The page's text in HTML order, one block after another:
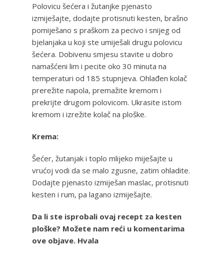
Polovicu šećera i žutanjke pjenasto
izmiješajte, dodajte protisnuti kesten, brašno
pomiješano s praškom za pecivo i snijeg od
bjelanjaka u koji ste umiješali drugu polovicu
šećera. Dobivenu smjesu stavite u dobro
namašćeni lim i pecite oko 30 minuta na
temperaturi od 185 stupnjeva. Ohlađen kolač
prerežite napola, premažite kremom i
prekrijte drugom polovicom. Ukrasite istom
kremom i izrežite kolač na ploške.
Krema:
Šećer, žutanjak i toplo mlijeko miješajte u
vrućoj vodi da se malo zgusne, zatim ohladite.
Dodajte pjenasto izmiješan maslac, protisnuti
kesten i rum, pa lagano izmiješajte.
Da li ste isprobali ovaj recept za kesten
ploške? Možete nam reći u komentarima
ove objave. Hvala